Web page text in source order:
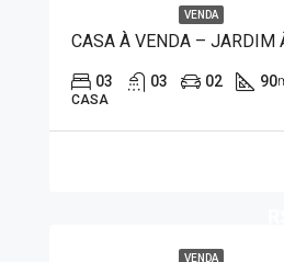
VENDA
03 03 02 90
CASA
VENDA